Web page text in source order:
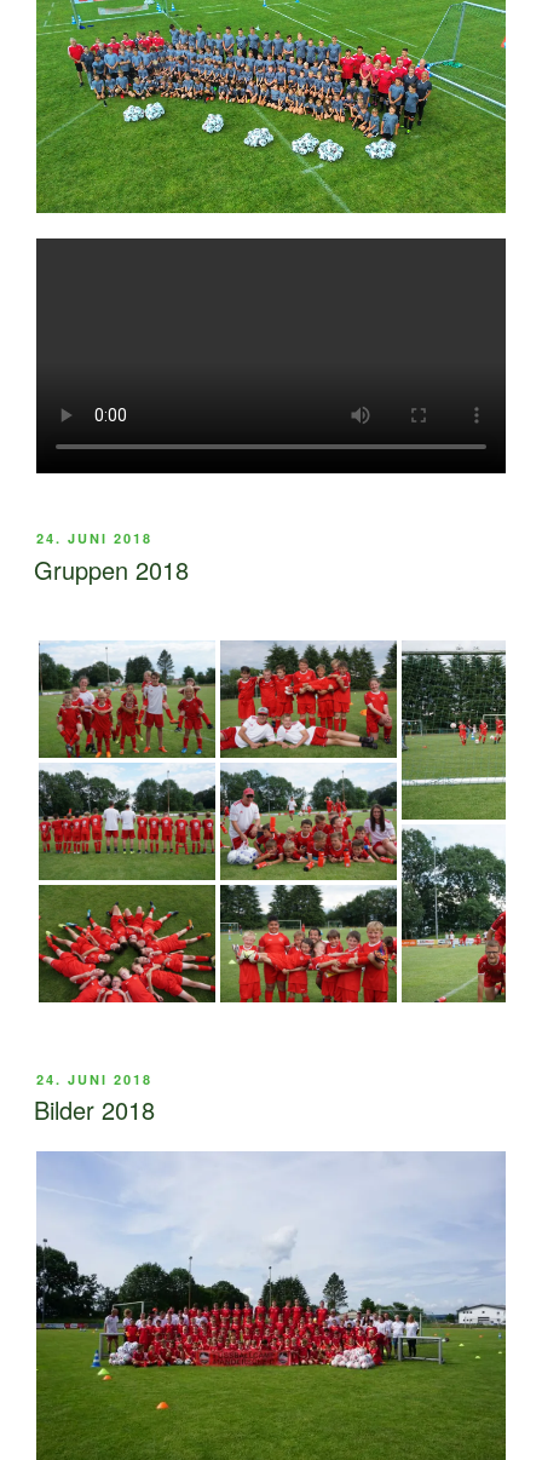
VERÖFFENTLICHT
AM
24. JUNI 2018
Gruppen 2018
VERÖFFENTLICHT
AM
24. JUNI 2018
Bilder 2018